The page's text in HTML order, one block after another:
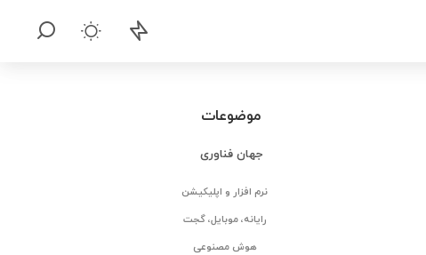
موضوعات
جهان فناوری
نرم افزار و اپلیکیشن
رایانه، موبایل، گجت
هوش مصنوعی